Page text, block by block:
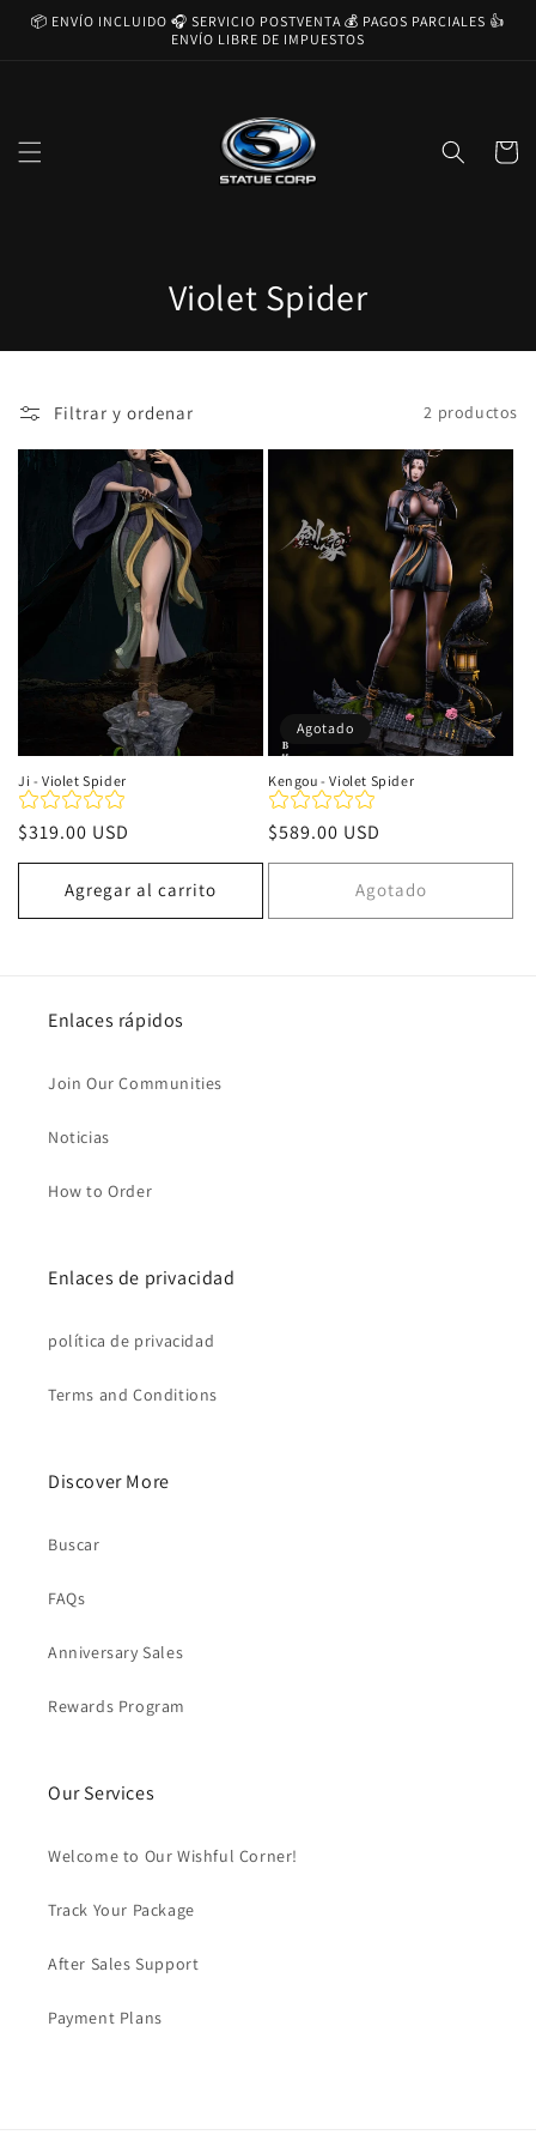
directamente
📦 ENVÍO INCLUIDO 🎧 SERVICIO POSTVENTA 💰 PAGOS PARCIALES 👍
ENVÍO LIBRE DE IMPUESTOS
Carrito
C
o
e
c
c
i
ó
n
:
Violet Spider
Filtrar y ordenar 2 productos
Ji - Violet Spider
Precio
habitual
$319.00 USD
Agregar al carrito
Agotado
Kengou - Violet Spider
Precio
habitual
$589.00 USD
Agotado
Enlaces rápidos
Join Our Communities
Noticias
How to Order
Enlaces de privacidad
política de privacidad
Terms and Conditions
Discover More
Buscar
FAQs
Anniversary Sales
Rewards Program
Our Services
Welcome to Our Wishful Corner!
Track Your Package
After Sales Support
Payment Plans